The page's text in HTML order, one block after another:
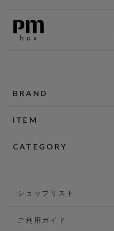
BRAND
ITEM
CATEGORY
ショップリスト
ご利用ガイド